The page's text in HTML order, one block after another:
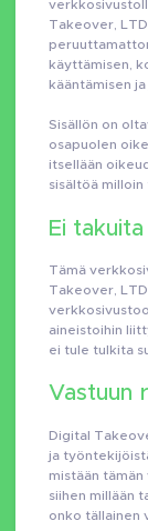
Takeover,
käyttämisen,
kääntämisen ja
Sisällön on
osapuolen
itsellään
sisältöä milloin
Ei takuita
Tämä
Takeover,
aineistoihin
ei tule tulkita
Vastuun
Digital
ja
mistään
siihen millään
onko tällainen